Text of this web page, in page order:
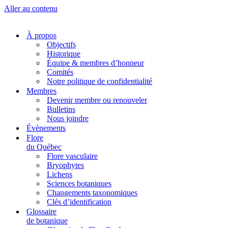
Aller au contenu
À propos
Objectifs
Historique
Équipe & membres d’honneur
Comités
Notre politique de confidentialité
Membres
Devenir membre ou renouveler
Bulletins
Nous joindre
Évènements
Flore
du Québec
Flore vasculaire
Bryophytes
Lichens
Sciences botaniques
Changements taxonomiques
Clés d’identification
Glossaire
de botanique